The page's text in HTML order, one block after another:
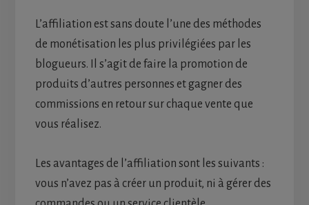
L’affiliation est sans doute l’une des méthodes
de monétisation les plus privilégiées par les
blogueurs. Il s’agit de faire la promotion de
produits d’autres personnes et gagner des
commissions en retour sur chaque vente que
vous réalisez.
Les avantages de l’affiliation sont les suivants :
vous n’avez pas à créer un produit, ni à gérer des